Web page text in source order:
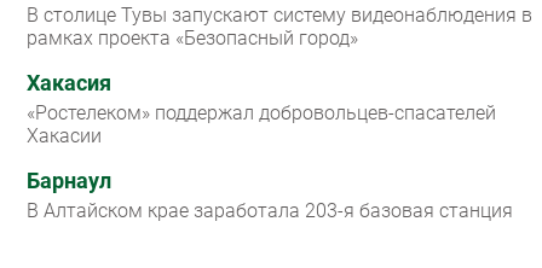
В столице Тувы запускают систему видеонаблюдения в
рамках проекта «Безопасный город»
Хакасия
«Ростелеком» поддержал добровольцев-спасателей
Хакасии
Барнаул
В Алтайском крае заработала 203-я базовая станция